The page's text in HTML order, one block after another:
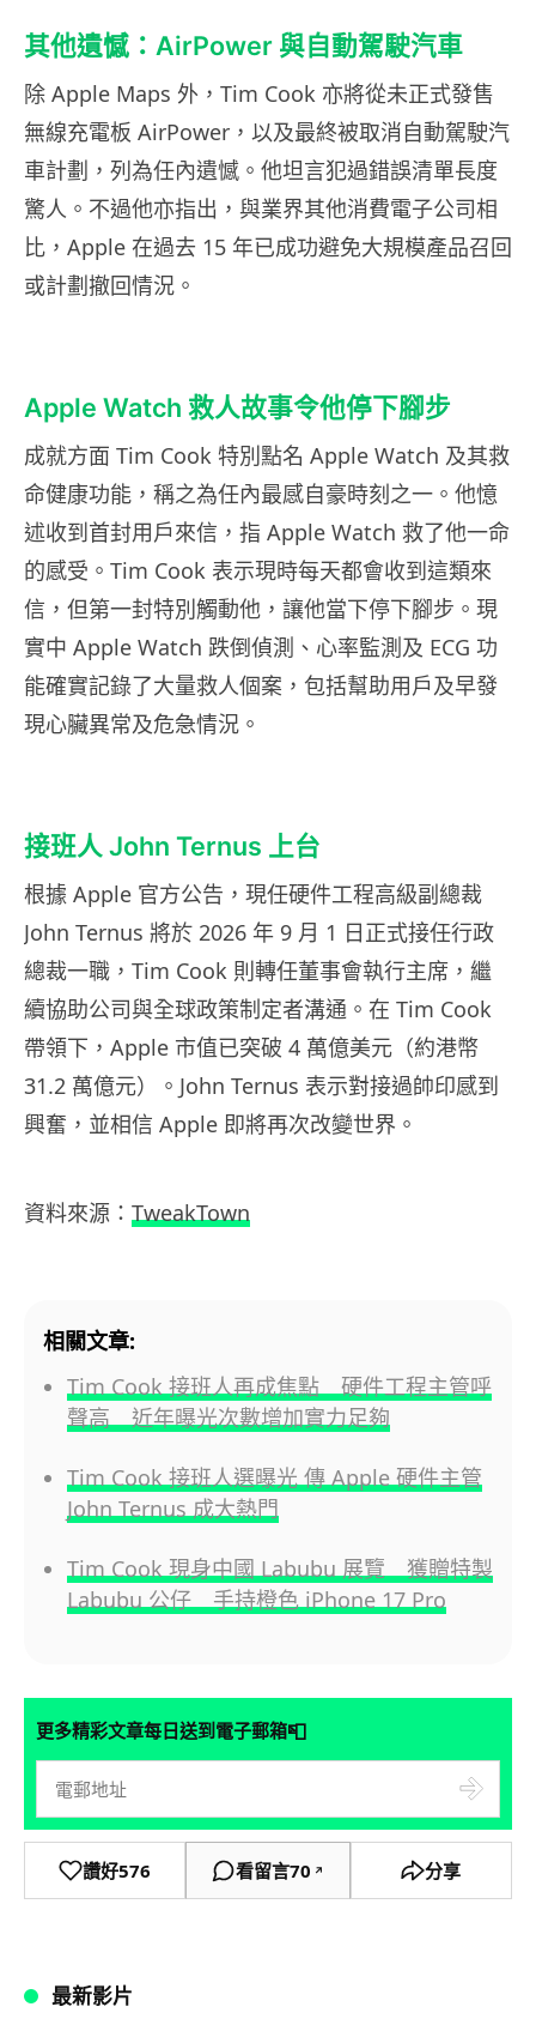
其他遺憾：AirPower 與自動駕駛汽車
除 Apple Maps 外，Tim Cook 亦將從未正式發售
無線充電板 AirPower，以及最終被取消自動駕駛汽
車計劃，列為任內遺憾。他坦言犯過錯誤清單長度
驚人。不過他亦指出，與業界其他消費電子公司相
比，Apple 在過去 15 年已成功避免大規模產品召回
或計劃撤回情況。
Apple Watch 救人故事令他停下腳步
成就方面 Tim Cook 特別點名 Apple Watch 及其救
命健康功能，稱之為任內最感自豪時刻之一。他憶
述收到首封用戶來信，指 Apple Watch 救了他一命
的感受。Tim Cook 表示現時每天都會收到這類來
信，但第一封特別觸動他，讓他當下停下腳步。現
實中 Apple Watch 跌倒偵測、心率監測及 ECG 功
能確實記錄了大量救人個案，包括幫助用戶及早發
現心臟異常及危急情況。
接班人 John Ternus 上台
根據 Apple 官方公告，現任硬件工程高級副總裁
John Ternus 將於 2026 年 9 月 1 日正式接任行政
總裁一職，Tim Cook 則轉任董事會執行主席，繼
續協助公司與全球政策制定者溝通。在 Tim Cook
帶領下，Apple 市值已突破 4 萬億美元（約港幣
31.2 萬億元）。John Ternus 表示對接過帥印感到
興奮，並相信 Apple 即將再次改變世界。
資料來源： TweakTown
相關文章:
Tim Cook 接班人再成焦點 硬件工程主管呼
聲高 近年曝光次數增加實力足夠
Tim Cook 接班人選曝光 傳 Apple 硬件主管
John Ternus 成大熱門
Tim Cook 現身中國 Labubu 展覽 獲贈特製
Labubu 公仔 手持橙色 iPhone 17 Pro
更多精彩文章每日送到電子郵箱📮
讚好576 看留言70 ↗ 分享
最新影片